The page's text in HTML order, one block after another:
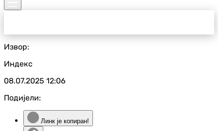
Извор:
Индекс
08.07.2025 12:06
Подијели:
Линк је копиран!